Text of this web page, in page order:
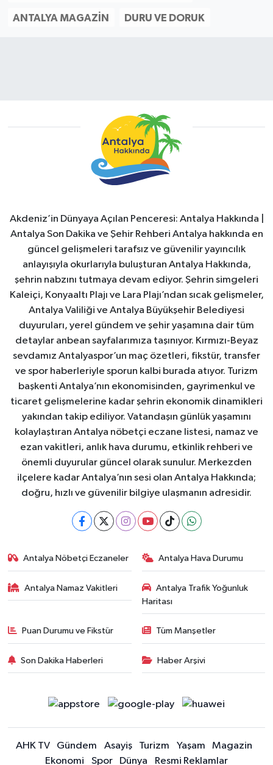
ANTALYA MAGAZIN DURU VE DORUK
Akdeniz’in Dünyaya Açılan Penceresi: Antalya Hakkında |
Antalya Son Dakika ve Şehir Rehberi Antalya hakkında en
güncel gelişmeleri tarafsız ve güvenilir yayıncılık
anlayışıyla okurlarıyla buluşturan Antalya Hakkında,
şehrin nabzını tutmaya devam ediyor. Şehrin simgeleri
Kaleiçi, Konyaaltı Plajı ve Lara Plajı’ndan sıcak gelişmeler,
Antalya Valiliği ve Antalya Büyükşehir Belediyesi
duyuruları, yerel gündem ve şehir yaşamına dair tüm
detaylar anbean sayfalarımıza taşınıyor. Kırmızı-Beyaz
sevdamız Antalyaspor’un maç özetleri, fikstür, transfer
ve spor haberleriyle sporun kalbi burada atıyor. Turizm
başkenti Antalya’nın ekonomisinden, gayrimenkul ve
ticaret gelişmelerine kadar şehrin ekonomik dinamikleri
yakından takip ediliyor. Vatandaşın günlük yaşamını
kolaylaştıran Antalya nöbetçi eczane listesi, namaz ve
ezan vakitleri, anlık hava durumu, etkinlik rehberi ve
önemli duyurular güncel olarak sunulur. Merkezden
ilçelere kadar Antalya’nın sesi olan Antalya Hakkında;
doğru, hızlı ve güvenilir bilgiye ulaşmanın adresidir.
Antalya Nöbetçi Eczaneler Antalya Hava Durumu
Antalya Namaz Vakitleri
Antalya Trafik Yoğunluk
Haritası
Puan Durumu ve Fikstür Tüm Manşetler
Son Dakika Haberleri Haber Arşivi
AHK TV Gündem Asayiş Turizm Yaşam
Magazin
Ekonomi
Spor Dünya Resmi Reklamlar